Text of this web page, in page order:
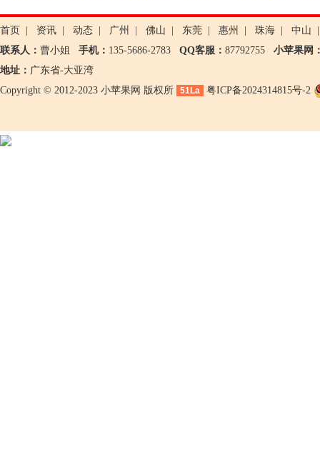
首页 资讯 动态 广州 佛山 东莞 惠州 珠海 中山
联系人： 曹小姐 手机： 135-5686-2783 QQ客服： 87792755 小苹果网
地址： 广东省-大亚湾
Copyright © 2012-2023 小苹果网 版权所
51La 粤ICP备2024314815号-2